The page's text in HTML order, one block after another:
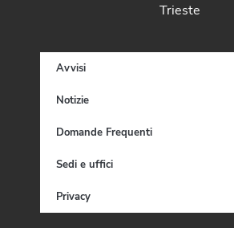
Trieste
Avvisi
Notizie
Domande Frequenti
Sedi e uffici
Privacy